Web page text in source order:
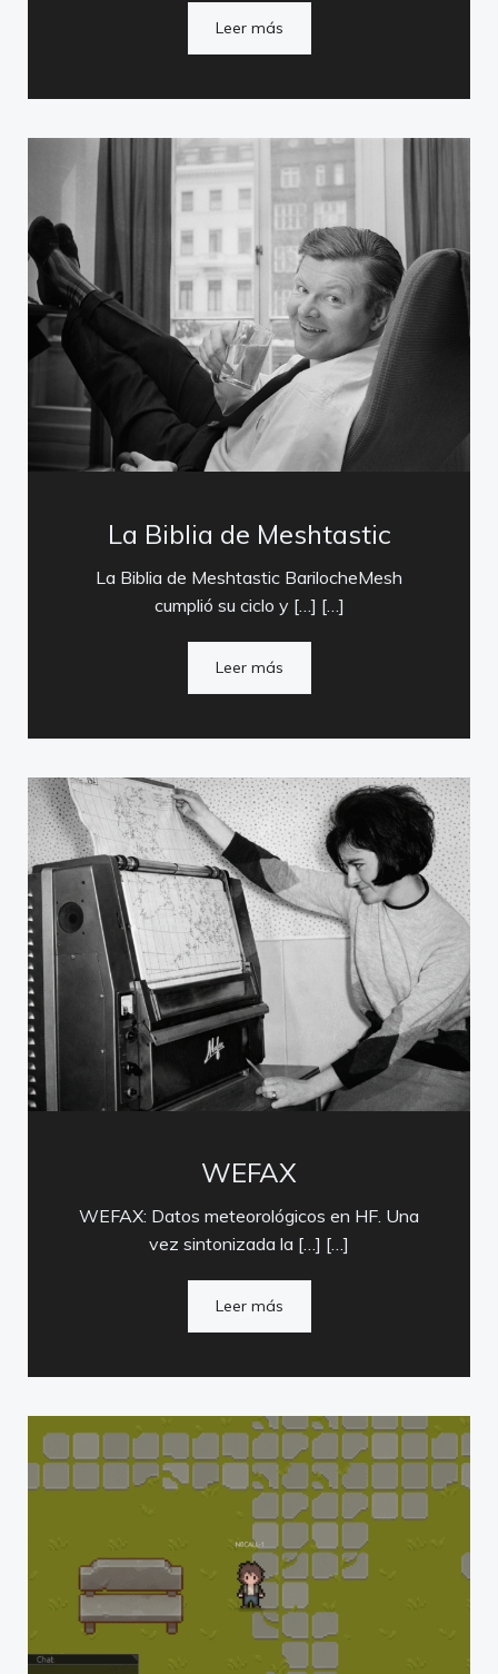
Leer más
La Biblia de Meshtastic
La Biblia de Meshtastic BarilocheMesh
cumplió su ciclo y […] […]
Leer más
WEFAX
WEFAX: Datos meteorológicos en HF. Una
vez sintonizada la […] […]
Leer más